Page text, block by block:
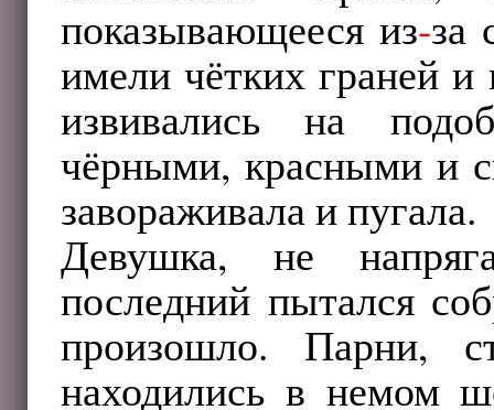
показывающееся из-за
имели чётких граней и
извивались на
чёрными, красными и
завораживала и пугала.
Девушка, не
последний пытался
произошло. Парни,
находились в немом